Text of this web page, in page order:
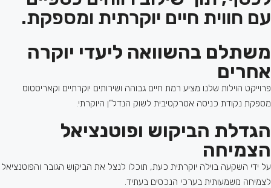
עם חווית חיים יוקרתית ומספקת.
משתלם בהשוואה ליעדי יוקרה
אחרים
פרוייקט הוילות שלנו מציע רמת חיים גבוהה ושירותים יוקרתיים וקאריסטוס
מספקת נקודת כניסה אטרקטיבית לשוק הנדל”ן היוקרתי.
הגדלת הביקוש ופוטנציאל
הצמיחה
על ידי השקעה בוילה יוקרתית כעת, תוכלו לנצל את הביקוש הגובר והפוטנציאל
לצמיחה משמעותית בערכי הנכסים בעתיד.